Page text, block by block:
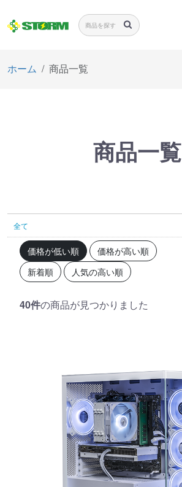
ホーム 商品一覧
商品一覧
全て
価格が低い順
価格が高い順
新着順
人気の高い順
40件の商品が見つかりました